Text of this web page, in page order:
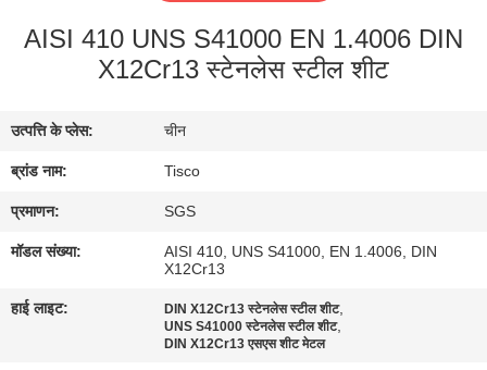
कारखाना
गुणवत्ता
नियंत्रण
करें
AISI 410 UNS S41000 EN 1.4006 DIN
X12Cr13 स्टेनलेस स्टील शीट
उत्पत्ति के प्लेस: चीन
ब्रांड नाम: Tisco
प्रमाणन: SGS
मॉडल संख्या:
AISI 410, UNS S41000, EN 1.4006, DIN
X12Cr13
हाई लाइट: DIN X12Cr13 स्टेनलेस स्टील शीट,
UNS S41000 स्टेनलेस स्टील शीट,
DIN X12Cr13 एसएस शीट मेटल